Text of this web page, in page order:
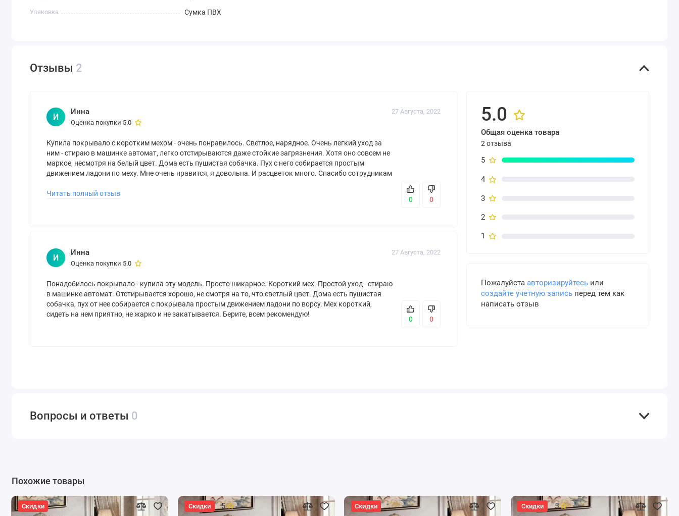
Упаковка Сумка ПВХ
Отзывы 2
И
Инна
Оценка покупки 5.0
27 Августа, 2022
Купила покрывало с коротким мехом - очень понравилось. Светлое, нарядное. Очень легкий уход за
ним - стираю в машинке автомат, легко отстирываются даже стойкие загрязнения. Хотя оно совсем не
маркое, несмотря на белый цвет. Дома есть пушистая собачка. Пух с него собирается простым
движением ладони по меху. Мне очень нравится, я довольна. И расцветок много. Спасибо сотрудникам
Читать полный отзыв
0 0
И
Инна
Оценка покупки 5.0
27 Августа, 2022
Понадобилось покрывало - купила эту модель. Просто шикарное. Короткий мех. Простой уход - стираю
в машинке автомат. Отстирывается хорошо, не смотря на то, что светлый цвет. Дома есть пушистая
собачка, пух от нее собирается с покрывала простым движением ладони по ворсу. Мех короткий,
сидеть на нем приятно, не жарко и не закатывается. Берите, всем рекомендую!
0 0
5.0
Общая оценка товара
2 отзыва
5
4
3
2
1
Пожалуйста авторизируйтесьили
создайте учетную записьперед тем как
написать отзыв
Вопросы и ответы 0
Похожие товары
Скидки Скидки 5 Скидки Скидки 5